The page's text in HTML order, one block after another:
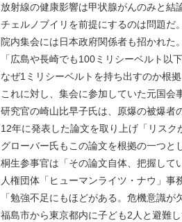
放射線の健康影響は甲状腺がんのみと結
チェルノブイリを前提にするのは問題だ
院内集会には日本政府関係者も招かれた
「広島や長崎でも100ミリシーベルト以
なぜ1ミリシーベルトを持ち出すのか根
これに対し、集会に参加していた元国会
研究官の崎山比早子氏は、原爆の被爆者
12年に発表した論文を取り上げ「リスク
グローバー氏もこの論文を根拠の一つと
桐生参事官は「その論文自体、把握して
人権団体「ヒューマンライツ・ナウ」事
「勉強不足にもほどがある。危機意識が
福島市から東京都内に子ども2人と避難